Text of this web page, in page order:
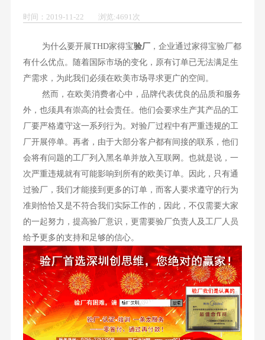
时间：2019-11-22 浏览:4691次
为什么要开展THD家得宝验厂 ，企业通过家得宝验厂都
有什么优点。随着国际市场的变化，原有订单已无法满足生
产需求，为此我们必须在欧美市场寻求更广的空间。
然而，在欧美消费者心中，品牌代表优良的品质和服务
外，也须具有崇高的社会责任。他们会要求生产其产品的工
厂要严格遵守这一系列行为。对验厂过程中有严重违规的工
厂开展停单。再者，由于大部分客户都有间接的联系，他们
会将有问题的工厂列入黑名单并放入互联网。也就是说，一
次严重违规就有可能影响到所有的欧美订单。因此，只有通
过验厂，我们才能接到更多的订单，而客人要求遵守的行为
准则恰恰又是不符合我们实际工作的，因此，不仅需要大家
的一起努力，提高验厂意识，更需要验厂负责人及工厂人员
给予更多的支持和足够的信心。